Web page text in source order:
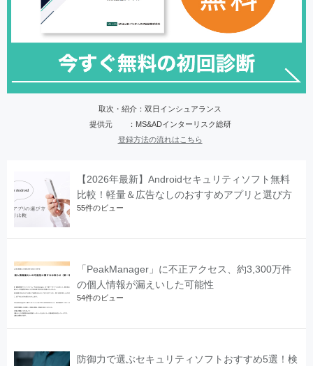
取次・紹介：双日インシュアランス
提供元 ：MS&ADインターリスク総研
登録方法の流れはこちら
【2026年最新】Androidセキュリティソフト無料
比較！軽量＆広告なしのおすすめアプリと選び方
55件のビュー
「PeakManager」に不正アクセス、約3,300万件
の個人情報が漏えいした可能性
54件のビュー
防御力で選ぶセキュリティソフトおすすめ5選！検